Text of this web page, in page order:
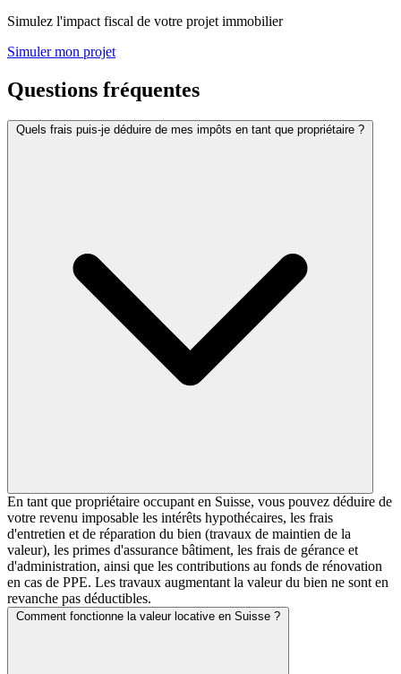
Simulez l'impact fiscal de votre projet immobilier
Simuler mon projet
Questions fréquentes
Quels frais puis-je déduire de mes impôts en tant que propriétaire ?
En tant que propriétaire occupant en Suisse, vous pouvez déduire de
votre revenu imposable les intérêts hypothécaires, les frais
d'entretien et de réparation du bien (travaux de maintien de la
valeur), les primes d'assurance bâtiment, les frais de gérance et
d'administration, ainsi que les contributions au fonds de rénovation
en cas de PPE. Les travaux augmentant la valeur du bien ne sont en
revanche pas déductibles.
Comment fonctionne la valeur locative en Suisse ?